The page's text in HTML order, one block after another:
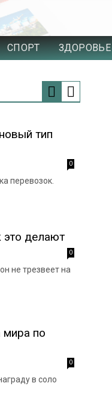
СПОРТ ЗДОРОВЬЕ
тип
0
перевозок.
это делают
0
не трезвеет на
мира по
0
в соло